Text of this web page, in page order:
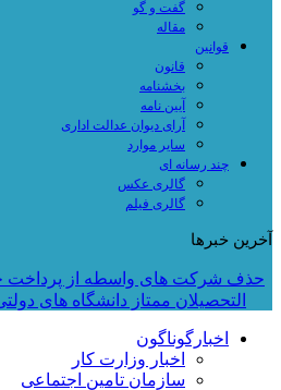
گفت و گو
مقاله
قوانین
قانون
بخشنامه
آیین نامه
آرای دیوان عدالت اداری
سایر موارد
چند رسانه ای
گالری عکس
گالری فیلم
آخرین خبرها
حذف شرکت های واسطه از پرداخت
التحصیلان ممتاز دانشگاه های
اخبارگوناگون
اخبار وزارت کار
سازمان تامین اجتماعی